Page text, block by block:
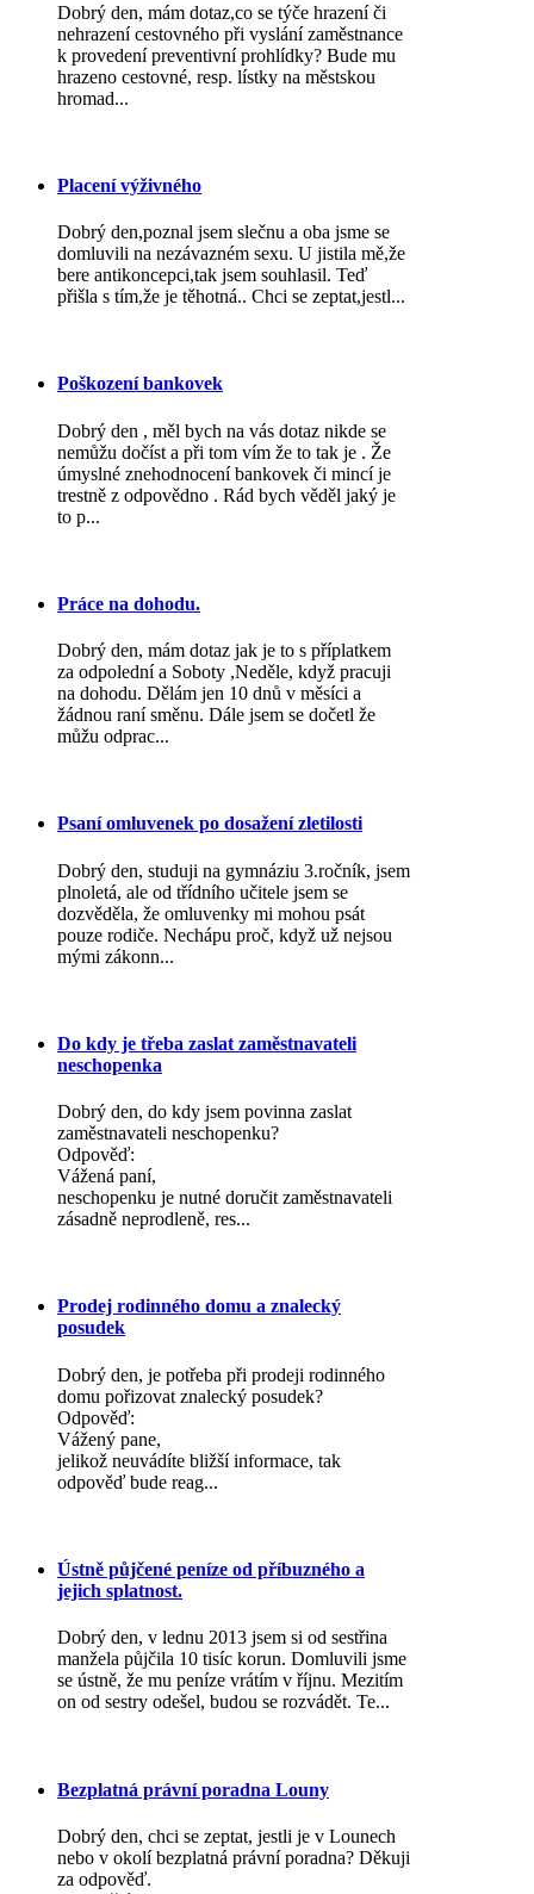
Dobrý den, mám dotaz,co se týče hrazení či
nehrazení cestovného při vyslání zaměstnance
k provedení preventivní prohlídky? Bude mu
hrazeno cestovné, resp. lístky na městskou
hromad...
Placení výživného
Dobrý den,poznal jsem slečnu a oba jsme se
domluvili na nezávazném sexu. U jistila mě,že
bere antikoncepci,tak jsem souhlasil. Teď
přišla s tím,že je těhotná.. Chci se zeptat,jestl...
Poškození bankovek
Dobrý den , měl bych na vás dotaz nikde se
nemůžu dočíst a při tom vím že to tak je . Že
úmyslné znehodnocení bankovek či mincí je
trestně z odpovědno . Rád bych věděl jaký je
to p...
Práce na dohodu.
Dobrý den, mám dotaz jak je to s příplatkem
za odpolední a Soboty ,Neděle, když pracuji
na dohodu. Dělám jen 10 dnů v měsíci a
žádnou raní směnu. Dále jsem se dočetl že
můžu odprac...
Psaní omluvenek po dosažení zletilosti
Dobrý den, studuji na gymnáziu 3.ročník, jsem
plnoletá, ale od třídního učitele jsem se
dozvěděla, že omluvenky mi mohou psát
pouze rodiče. Nechápu proč, když už nejsou
mými zákonn...
Do kdy je třeba zaslat zaměstnavateli
neschopenka
Dobrý den, do kdy jsem povinna zaslat
zaměstnavateli neschopenku?
Odpověď:
Vážená paní,
neschopenku je nutné doručit zaměstnavateli
zásadně neprodleně, res...
Prodej rodinného domu a znalecký
posudek
Dobrý den, je potřeba při prodeji rodinného
domu pořizovat znalecký posudek?
Odpověď:
Vážený pane,
jelikož neuvádíte bližší informace, tak
odpověď bude reag...
Ústně půjčené peníze od příbuzného a
jejich splatnost.
Dobrý den, v lednu 2013 jsem si od sestřina
manžela půjčila 10 tisíc korun. Domluvili jsme
se ústně, že mu peníze vrátím v říjnu. Mezitím
on od sestry odešel, budou se rozvádět. Te...
Bezplatná právní poradna Louny
Dobrý den, chci se zeptat, jestli je v Lounech
nebo v okolí bezplatná právní poradna? Děkuji
za odpověď.